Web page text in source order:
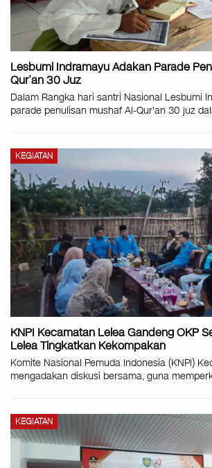
Lesbumi Indramayu Adakan Parade
Qur’an 30 Juz
Dalam Rangka hari santri Nasional Lesbumi
parade penulisan mushaf Al-Qur'an 30 juz
KEGIATAN
KNPI Kecamatan Lelea Gandeng OKP
Lelea Tingkatkan Kekompakan
Komite Nasional Pemuda Indonesia (KNPI)
mengadakan diskusi bersama, guna
KEGIATAN